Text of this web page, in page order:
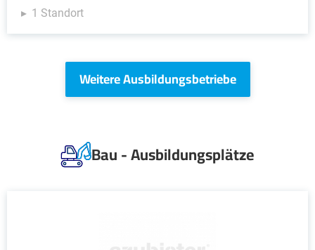
1 Standort
Weitere Ausbildungsbetriebe
Bau - Ausbildungsplätze